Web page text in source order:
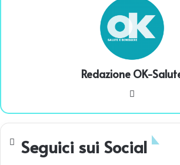
Redazione OK-
te
Seguici sui Social